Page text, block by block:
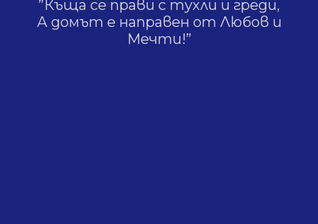
”Къща се прави с тухли и греди,
А домът е направен от Любов и
Мечти!”